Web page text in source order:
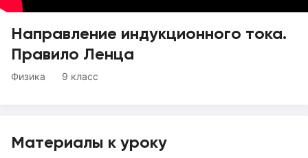
Направление индукционного тока.
Правило Ленца
Физика 9 класс
Материалы к уроку